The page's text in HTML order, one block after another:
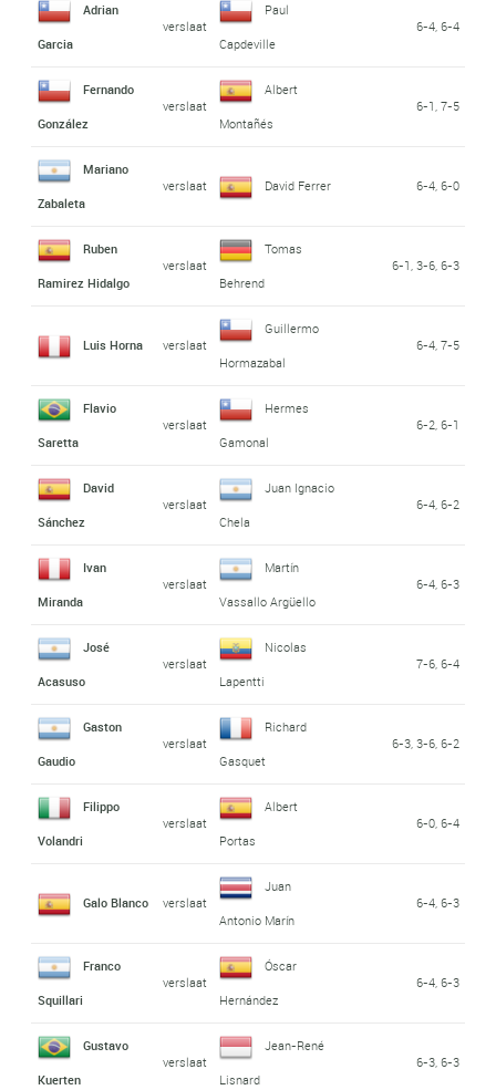
Adrian
Garcia
verslaat
Paul
Capdeville
6-4, 6-4
Fernando
González
verslaat
Albert
Montañés
6-1, 7-5
Mariano
Zabaleta
verslaat David Ferrer 6-4, 6-0
Ruben
Ramirez Hidalgo
verslaat
Tomas
Behrend
6-1, 3-6, 6-3
Luis Horna verslaat
Guillermo
Hormazabal
6-4, 7-5
Flavio
Saretta
verslaat
Hermes
Gamonal
6-2, 6-1
David
Sánchez
verslaat
Juan Ignacio
Chela
6-4, 6-2
Ivan
Miranda
verslaat
Martín
Vassallo Argüello
6-4, 6-3
José
Acasuso
verslaat
Nicolas
Lapentti
7-6, 6-4
Gaston
Gaudio
verslaat
Richard
Gasquet
6-3, 3-6, 6-2
Filippo
Volandri
verslaat
Albert
Portas
6-0, 6-4
Galo Blanco verslaat
Juan
Antonio Marín
6-4, 6-3
Franco
Squillari
verslaat
Óscar
Hernández
6-4, 6-3
Gustavo
Kuerten
verslaat
Jean-René
Lisnard
6-3, 6-3